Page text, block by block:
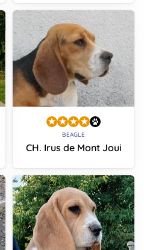
BEAGLE
CH. Irus de Mont Joui